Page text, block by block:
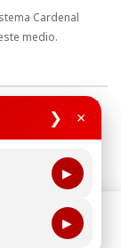
❯ ×
▶
▶
Cardenal
medio.
Intelectual
de Datos
de
de uso de